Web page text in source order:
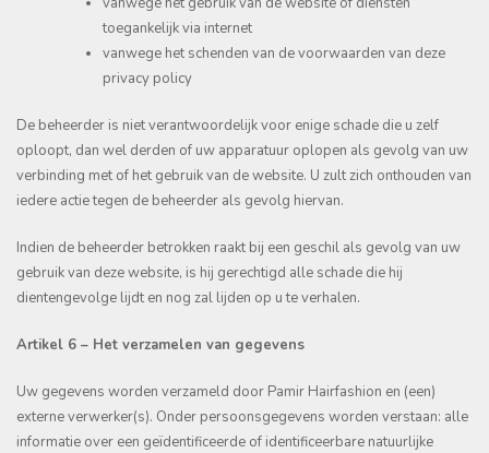
toegankelijk via internet
vanwege het schenden van de voorwaarden van deze
privacy policy
De beheerder is niet verantwoordelijk voor enige schade die u zelf
oploopt, dan wel derden of uw apparatuur oplopen als gevolg van uw
verbinding met of het gebruik van de website. U zult zich onthouden van
iedere actie tegen de beheerder als gevolg hiervan.
Indien de beheerder betrokken raakt bij een geschil als gevolg van uw
gebruik van deze website, is hij gerechtigd alle schade die hij
dientengevolge lijdt en nog zal lijden op u te verhalen.
Artikel 6 – Het verzamelen van gegevens
Uw gegevens worden verzameld door Pamir Hairfashion en (een)
externe verwerker(s). Onder persoonsgegevens worden verstaan: alle
informatie over een geïdentificeerde of identificeerbare natuurlijke